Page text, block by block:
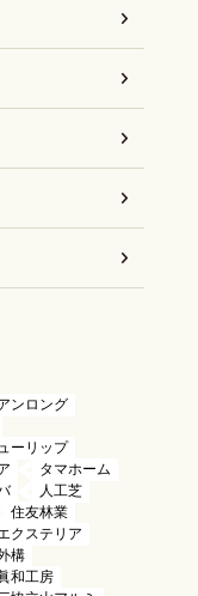
ンロング
ーリップ
タマホーム
人工芝
住友林業
クステリア
構
和工房